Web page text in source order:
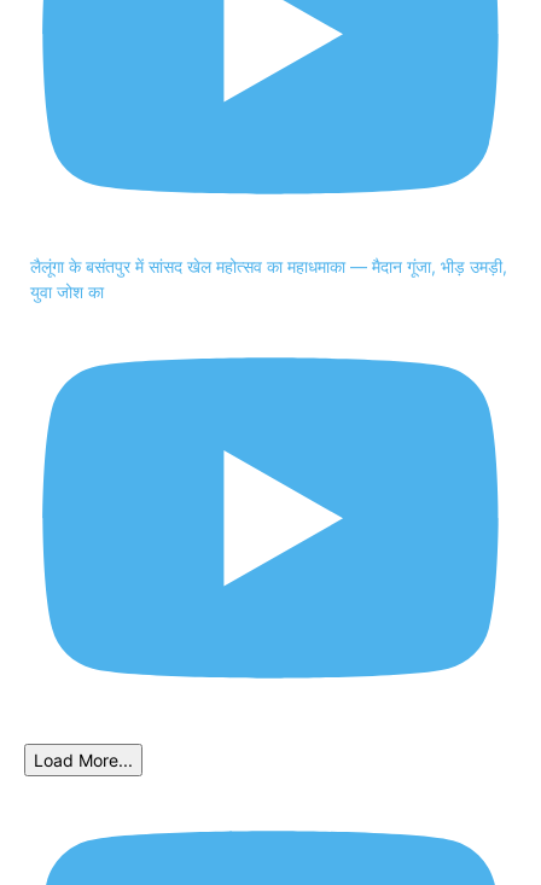
लैलूंगा के बसंतपुर में सांसद खेल महोत्सव का महाधमाका — मैदान गूंजा, भीड़ उमड़ी,
युवा जोश का
Load More...